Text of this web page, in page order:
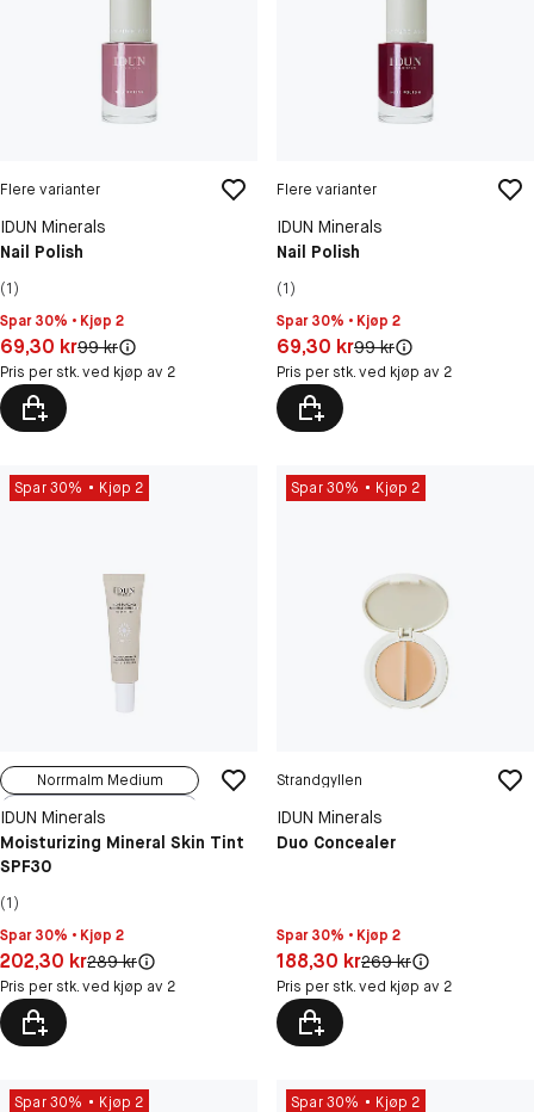
Flere varianter
IDUN Minerals
Nail Polish
(1)
Spar 30% • Kjøp 2
Pris: 69,30 kr
69,30 krOriginal pris:
99 kr
Pris per stk. ved kjøp av 2
Flere varianter
IDUN Minerals
Nail Polish
(1)
Spar 30% • Kjøp 2
Pris: 69,30 kr
69,30 krOriginal pris:
99 kr
Pris per stk. ved kjøp av 2
Spar 30% Kjøp 2
Norrmalm Medium
Gamla Stan L...
Kungsholmen ...
Djurgården L...
IDUN Minerals
Moisturizing Mineral Skin Tint
SPF30
(1)
Spar 30% • Kjøp 2
Pris: 202,30 kr
202,30 krOriginal pris:
289 kr
Pris per stk. ved kjøp av 2
Spar 30% Kjøp 2
Strandgyllen
IDUN Minerals
Duo Concealer
Spar 30% • Kjøp 2
Pris: 188,30 kr
188,30 krOriginal pris:
269 kr
Pris per stk. ved kjøp av 2
Spar 30% Kjøp 2 Spar 30% Kjøp 2